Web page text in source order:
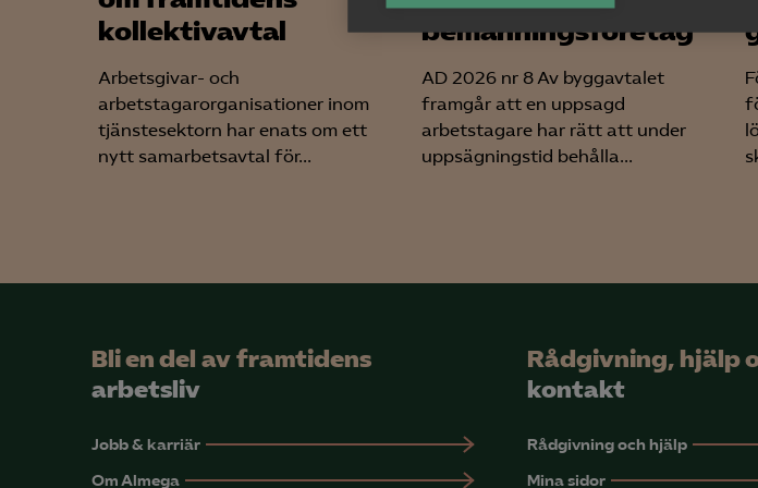

Analys-cookies
Analyseringscookies hjälper oss förbättra
Google Analytics
Microsoft Clarity
YouTube
kollektivavtal
Arbetsgivar- och
arbetstagarorganisationer inom
tjänstesektorn har enats om ett
nytt samarbetsavtal för...
bemanningsföretag
AD 2026 nr 8 Av byggavtalet
framgår att en uppsagd
arbetstagare har rätt att under
uppsägningstid behålla...
Bli en del av framtidens
arbetsliv
Jobb & karriär
Om Almega
Rådgivning, hjälp
kontakt
Rådgivning och hjälp
Mina sidor